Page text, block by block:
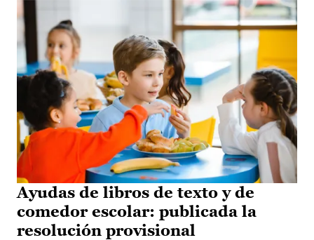
Ayudas de libros de texto y de
comedor escolar: publicada la
resolución provisional